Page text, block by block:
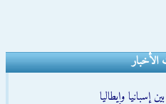
وإيطاليا